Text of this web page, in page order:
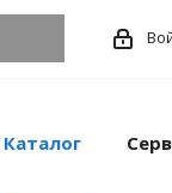
Каталог